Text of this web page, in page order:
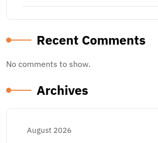
Recent Comments
No comments to show.
Archives
August 2026